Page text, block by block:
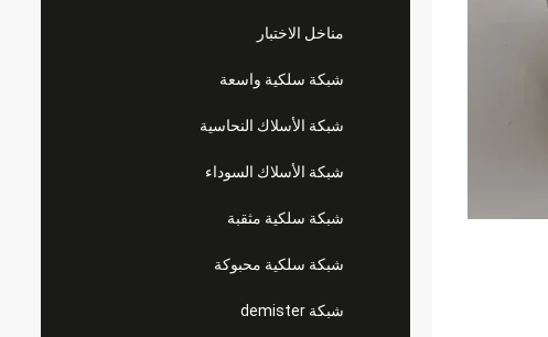
مناخل الاختبار
شبكة سلكية واسعة
شبكة الأسلاك النحاسية
شبكة الأسلاك السوداء
شبكة سلكية مثقبة
شبكة سلكية محبوكة
شبكة demister